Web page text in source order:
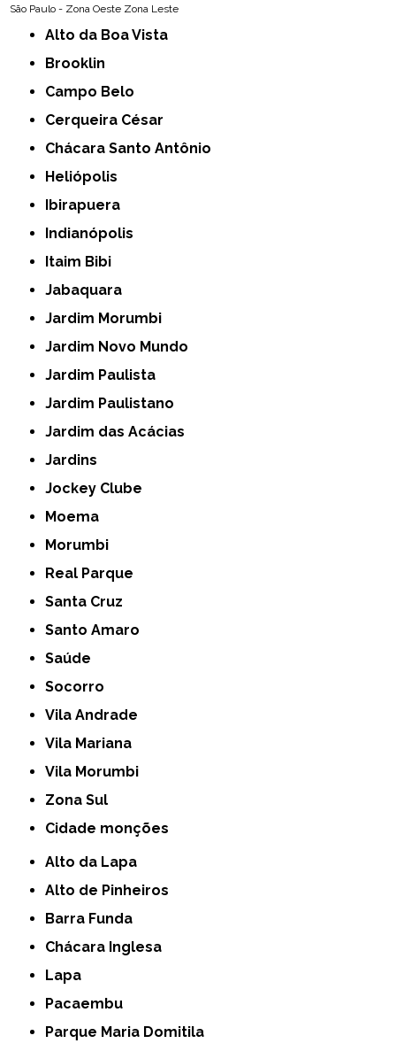
São Paulo - Zona Oeste Zona Leste
Alto da Boa Vista
Brooklin
Campo Belo
Cerqueira César
Chácara Santo Antônio
Heliópolis
Ibirapuera
Indianópolis
Itaim Bibi
Jabaquara
Jardim Morumbi
Jardim Novo Mundo
Jardim Paulista
Jardim Paulistano
Jardim das Acácias
Jardins
Jockey Clube
Moema
Morumbi
Real Parque
Santa Cruz
Santo Amaro
Saúde
Socorro
Vila Andrade
Vila Mariana
Vila Morumbi
Zona Sul
cidade monções
Alto da Lapa
Alto de Pinheiros
Barra Funda
Chácara Inglesa
Lapa
Pacaembu
Parque Maria Domitila